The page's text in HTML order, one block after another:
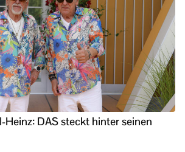
Heinz: DAS steckt hinter seinen